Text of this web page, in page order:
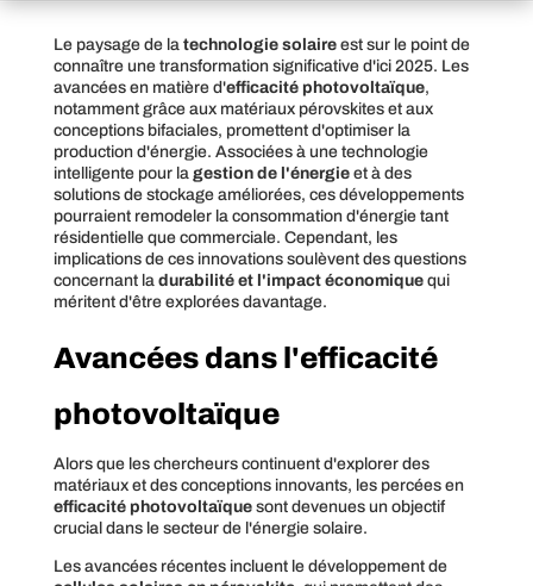
Le paysage de la technologie solaireest sur le point de
connaître une transformation significative d'ici 2025. Les
avancées en matière d'efficacité photovoltaïque,
notamment grâce aux matériaux pérovskites et aux
conceptions bifaciales, promettent d'optimiser la
production d'énergie. Associées à une technologie
intelligente pour la gestion de l'énergieet à des
solutions de stockage améliorées, ces développements
pourraient remodeler la consommation d'énergie tant
résidentielle que commerciale. Cependant, les
implications de ces innovations soulèvent des questions
concernant la durabilité et l'impact économiquequi
méritent d'être explorées davantage.
Avancées dans l'efficacité
photovoltaïque
Alors que les chercheurs continuent d'explorer des
matériaux et des conceptions innovants, les percées en
efficacité photovoltaïquesont devenues un objectif
crucial dans le secteur de l'énergie solaire.
Les avancées récentes incluent le développement de